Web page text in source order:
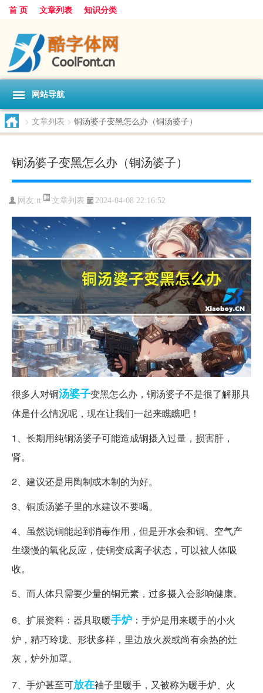
首 页 文章列表 知识分类
网站导航
> 文章列表 > 铜汤婆子变黑怎么办（铜汤婆子）
铜汤婆子变黑怎么办（铜汤婆子）
网友:tt 文章列表 2024-04-08 22:16:52
很多人对铜汤婆子变黑怎么办，铜汤婆子不是很了解那具
体是什么情况呢，现在让我们一起来瞧瞧吧！
1、长期用纯铜汤婆子可能造成铜摄入过量，损害肝，
肾。
2、建议还是用陶制或木制的为好。
3、铜质汤婆子里的水建议不要喝。
4、虽然说铜能起到消毒作用，但是开水会和铜、空气产
生缓慢的氧化反应，使铜变成离子状态，可以被人体吸
收。
5、而人体只需要少量的铜元素，过多摄入会影响健康。
6、扩展资料：器具取暖手炉 ：手炉是用来暖手的小火
炉，精巧玲珑、形状多样，里边放火炭或尚有余热的灶
灰，炉外加罩。
7、手炉甚至可放在袖子里暖手，又被称为暖手炉、火